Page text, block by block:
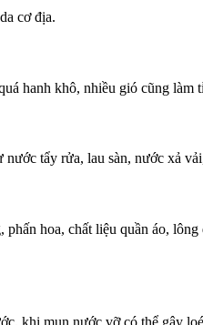
cơ địa.
hanh khô, nhiều gió cũng làm
tẩy rửa, lau sàn, nước xả
hoa, chất liệu quần áo,